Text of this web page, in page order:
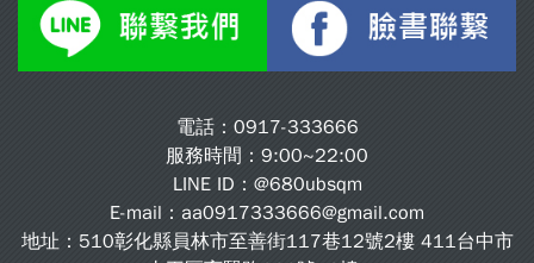
電話： 0917-333666
服務時間：9:00~22:00
LINE ID： @680ubsqm
E-mail： aa0917333666@gmail.com
地址：510彰化縣員林市至善街117巷12號2樓 411台中市